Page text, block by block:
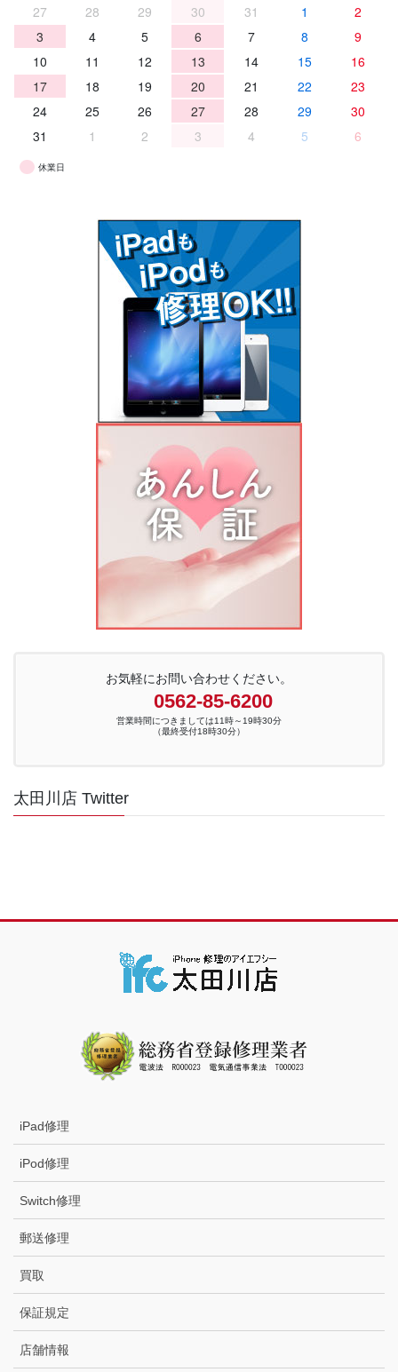
27 28 29 30 31 1
2
3
4 5 6 7 8
9
10
11 12 13 14 15
16
17
18 19 20 21 22
23
24
25 26 27 28 29
30
31
1 2 3 4 5 6
休業日
お気軽にお問い合わせください。
0562-85-6200
営業時間につきましては11時～19時30分
（最終受付18時30分）
太田川店 Twitter
iPad修理
iPod修理
Switch修理
郵送修理
買取
保証規定
店舗情報